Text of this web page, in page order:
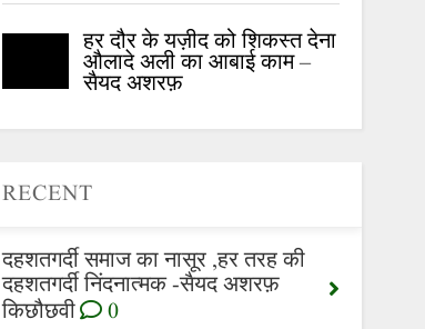
हर दौर के यज़ीद को शिकस्त देना
औलादे अली का आबाई काम –
सैयद अशरफ़
RECENT
दहशतगर्दी समाज का नासूर ,हर तरह की
दहशतगर्दी निंदनात्मक -सैयद अशरफ़
किछौछवी
0